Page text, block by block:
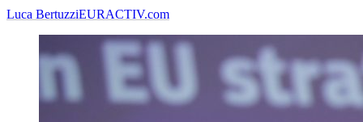
Luca BertuzziEURACTIV.com